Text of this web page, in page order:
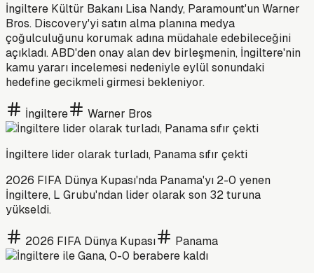
İngiltere Kültür Bakanı Lisa Nandy, Paramount'un Warner
Bros. Discovery'yi satın alma planına medya
çoğulculuğunu korumak adına müdahale edebileceğini
açıkladı. ABD'den onay alan dev birleşmenin, İngiltere'nin
kamu yararı incelemesi nedeniyle eylül sonundaki
hedefine gecikmeli girmesi bekleniyor.
İngiltere Warner Bros
İngiltere lider olarak turladı, Panama sıfır çekti
2026 FIFA Dünya Kupası'nda Panama'yı 2-0 yenen
İngiltere, L Grubu'ndan lider olarak son 32 turuna
yükseldi.
2026 FIFA Dünya Kupası Panama